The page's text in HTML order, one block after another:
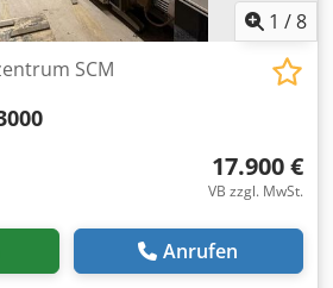
1 /8
SCM
17.900 €
VB zzgl. MwSt.
Anrufen